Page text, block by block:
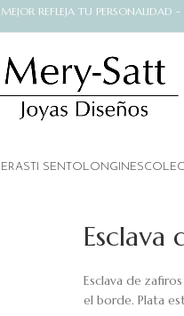
REFLEJA TU PERSONALIDAD
TI SENTO LONGINES
Esclava
Esclava de
el borde. Plata